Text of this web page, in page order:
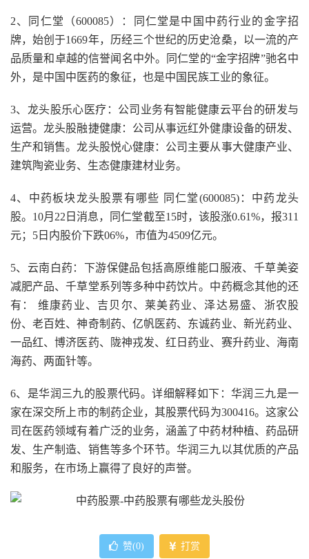
2、同仁堂（600085）：同仁堂是中国中药行业的金字招
牌，始创于1669年，历经三个世纪的历史沧桑，以一流的产
品质量和卓越的信誉闻名中外。同仁堂的“金字招牌”驰名中
外，是中国中医药的象征，也是中国民族工业的象征。
3、龙头股乐心医疗：公司业务有智能健康云平台的研发与
运营。龙头股融捷健康：公司从事远红外健康设备的研发、
生产和销售。龙头股悦心健康：公司主要从事大健康产业、
建筑陶瓷业务、生态健康建材业务。
4、中药板块龙头股票有哪些 同仁堂(600085)：中药龙头
股。10月22日消息，同仁堂截至15时，该股涨0.61%，报311
元；5日内股价下跌06%，市值为4509亿元。
5、云南白药：下游保健品包括高原维能口服液、千草美姿
减肥产品、千草堂系列等多种中药饮片。中药概念其他的还
有： 维康药业、吉贝尔、莱美药业、泽达易盛、浙农股
份、老百姓、神奇制药、亿帆医药、东诚药业、新光药业、
一品红、博济医药、陇神戎发、红日药业、赛升药业、海南
海药、两面针等。
6、是华润三九的股票代码。详细解释如下：华润三九是一
家在深交所上市的制药企业，其股票代码为300416。这家公
司在医药领域有着广泛的业务，涵盖了中药材种植、药品研
发、生产制造、销售等多个环节。华润三九以其优质的产品
和服务，在市场上赢得了良好的声誉。
赞(0) 打赏